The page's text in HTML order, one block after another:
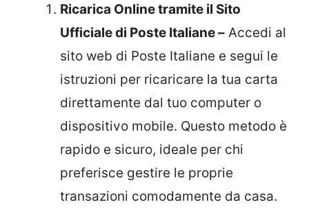
Ricarica Online tramite il Sito
Ufficiale di Poste Italiane – Accedi al
sito web di Poste Italiane e segui le
istruzioni per ricaricare la tua carta
direttamente dal tuo computer o
dispositivo mobile. Questo metodo è
rapido e sicuro, ideale per chi
preferisce gestire le proprie
transazioni comodamente da casa.